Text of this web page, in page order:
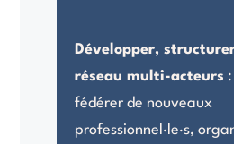
Développer,
réseau multi-acteurs
fédérer de nouveaux
professionnel ·le·s,